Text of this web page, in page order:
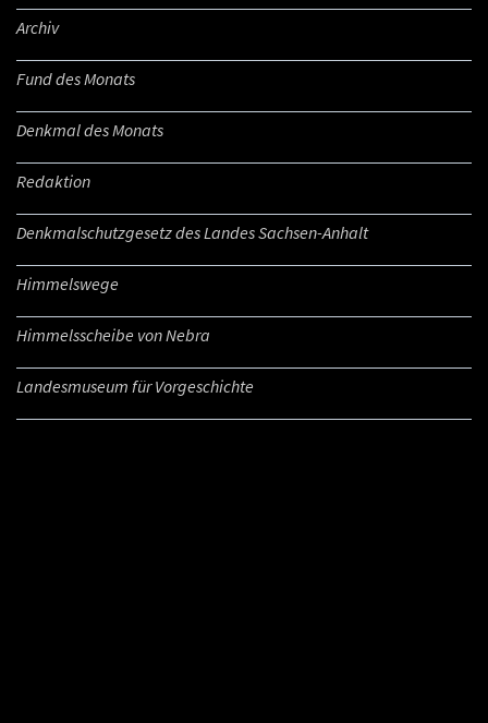
Archiv
Fund des Monats
Denkmal des Monats
Redaktion
Denkmalschutzgesetz des Landes Sachsen-Anhalt
Himmelswege
Himmelsscheibe von Nebra
Landesmuseum für Vorgeschichte